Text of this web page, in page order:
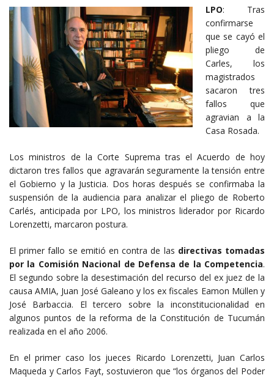
LPO: Tras
confirmarse
que se cayó el
pliego de
Carles, los
magistrados
sacaron tres
fallos que
agravian a la
Casa Rosada.
Los ministros de la Corte Suprema tras el Acuerdo de hoy
dictaron tres fallos que agravarán seguramente la tensión entre
el Gobierno y la Justicia. Dos horas después se confirmaba la
suspensión de la audiencia para analizar el pliego de Roberto
Carlés, anticipada por LPO, los ministros liderador por Ricardo
Lorenzetti, marcaron postura.
El primer fallo se emitió en contra de las directivas tomadas
por la Comisión Nacional de Defensa de la Competencia.
El segundo sobre la desestimación del recurso del ex juez de la
causa AMIA, Juan José Galeano y los ex fiscales Eamon Müllen y
José Barbaccia. El tercero sobre la inconstitucionalidad en
algunos puntos de la reforma de la Constitución de Tucumán
realizada en el año 2006.
En el primer caso los jueces Ricardo Lorenzetti, Juan Carlos
Maqueda y Carlos Fayt, sostuvieron que “los órganos del Poder